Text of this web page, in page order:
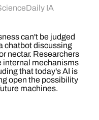
IA
can't be judged
chatbot discussing
nectar. Researchers
internal mechanisms
that today's AI is
open the possibility
machines.